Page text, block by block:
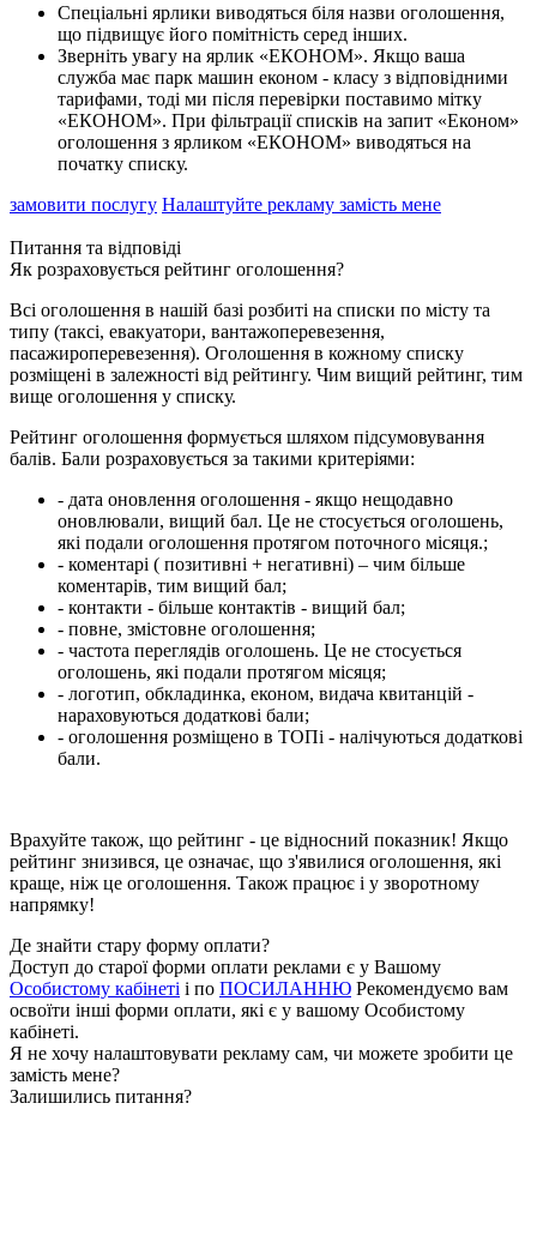
Спеціальні ярлики виводяться біля назви оголошення,
що підвищує його помітність серед інших.
Зверніть увагу на ярлик «ЕКОНОМ». Якщо ваша
служба має парк машин економ - класу з відповідними
тарифами, тоді ми після перевірки поставимо мітку
«ЕКОНОМ». При фільтрації списків на запит «Економ»
оголошення з ярликом «ЕКОНОМ» виводяться на
початку списку.
замовити послугу Налаштуйте рекламу замість мене
Питання та відповіді
Як розраховується рейтинг оголошення?
Всі оголошення в нашій базі розбиті на списки по місту та
типу (таксі, евакуатори, вантажоперевезення,
пасажироперевезення). Оголошення в кожному списку
розміщені в залежності від рейтингу. Чим вищий рейтинг, тим
вище оголошення у списку.
Рейтинг оголошення формується шляхом підсумовування
балів. Бали розраховується за такими критеріями:
- дата оновлення оголошення - якщо нещодавно
оновлювали, вищий бал. Це не стосується оголошень,
які подали оголошення протягом поточного місяця.;
- коментарі ( позитивні + негативні) – чим більше
коментарів, тим вищий бал;
- контакти - більше контактів - вищий бал;
- повне, змістовне оголошення;
- частота переглядів оголошень. Це не стосується
оголошень, які подали протягом місяця;
- логотип, обкладинка, економ, видача квитанцій -
нараховуються додаткові бали;
- оголошення розміщено в ТОПі - налічуються додаткові
бали.
Врахуйте також, що рейтинг - це відносний показник! Якщо
рейтинг знизився, це означає, що з'явилися оголошення, які
краще, ніж це оголошення. Також працює і у зворотному
напрямку!
Де знайти стару форму оплати?
Доступ до старої форми оплати реклами є у Вашому
Особистому кабінеті і по ПОСИЛАННЮ Рекомендуємо вам
освоїти інші форми оплати, які є у вашому Особистому
кабінеті.
Я не хочу налаштовувати рекламу сам, чи можете зробити це
замість мене?
Залишились питання?